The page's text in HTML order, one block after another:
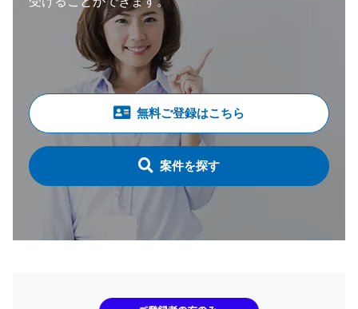
無料ご登録はこちら
案件を探す